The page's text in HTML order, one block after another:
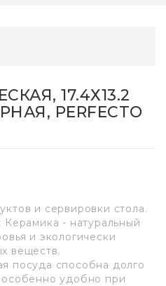
17.4Х13.2
PERFECTO
и сервировки стола.
Керамика - натуральный
и экологически
веществ.
посуда способна долго
удобно при